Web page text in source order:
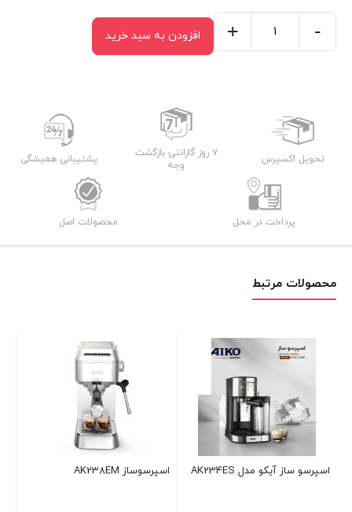
-
+ افزودن به سبد خرید
تحویل اکسپرس
۷ روز گارانتی بازگشت
وجه
پشتیبانی همیشگی
پرداخت در محل محصولات اصل
محصولات مرتبط
اسپرسو ساز آیکو مدل AK234ES اسپرسوساز AK238EM